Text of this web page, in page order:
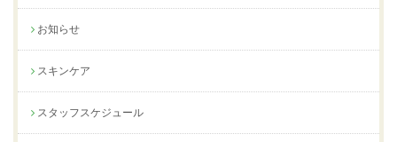
お知らせ
スキンケア
スタッフスケジュール